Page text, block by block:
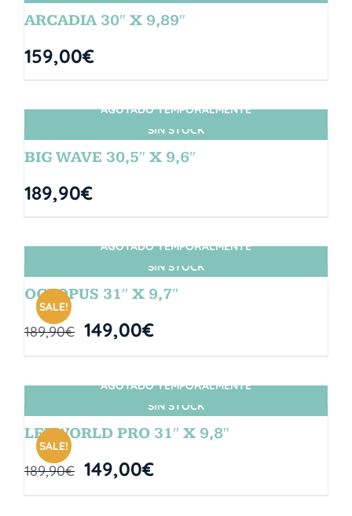
ARCADIA 30″ X 9,89″
159,00€
SIN STOCK
AGOTADO TEMPORALMENTE
BIG WAVE 30,5″ X 9,6″
189,90€
SIN STOCK
SALE!
AGOTADO TEMPORALMENTE
OCTOPUS 31″ X 9,7″
189,90€ 149,00€
SIN STOCK
SALE!
AGOTADO TEMPORALMENTE
LETWORLD PRO 31″ X 9,8″
189,90€ 149,00€